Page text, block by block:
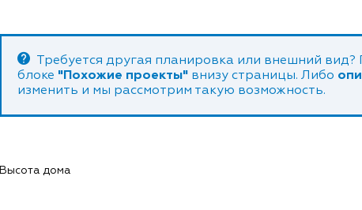
Требуется другая планировка или внешний
блоке "Похожие проекты" внизу страницы. Либо
изменить и мы рассмотрим такую возможность.
Высота дома